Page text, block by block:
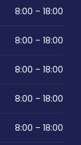
8:00 – 18:00
8:00 – 18:00
8:00 – 18:00
8:00 – 18:00
8:00 – 18:00